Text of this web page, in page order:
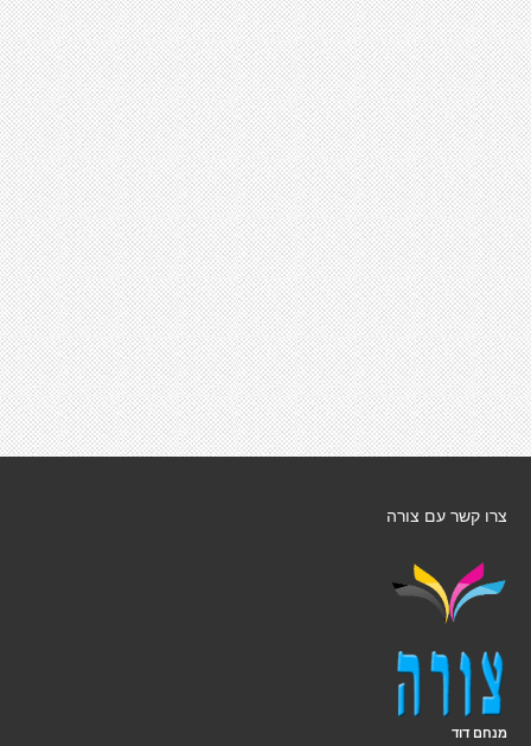
צרו קשר עם צורה
מנחם דוד